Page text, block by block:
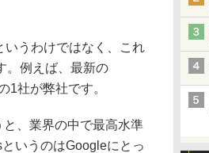
うわけではなく、これ
。例えば、最新の
1社が弊社です。
、業界の中で最高水準
いうのはGoogleにとっ